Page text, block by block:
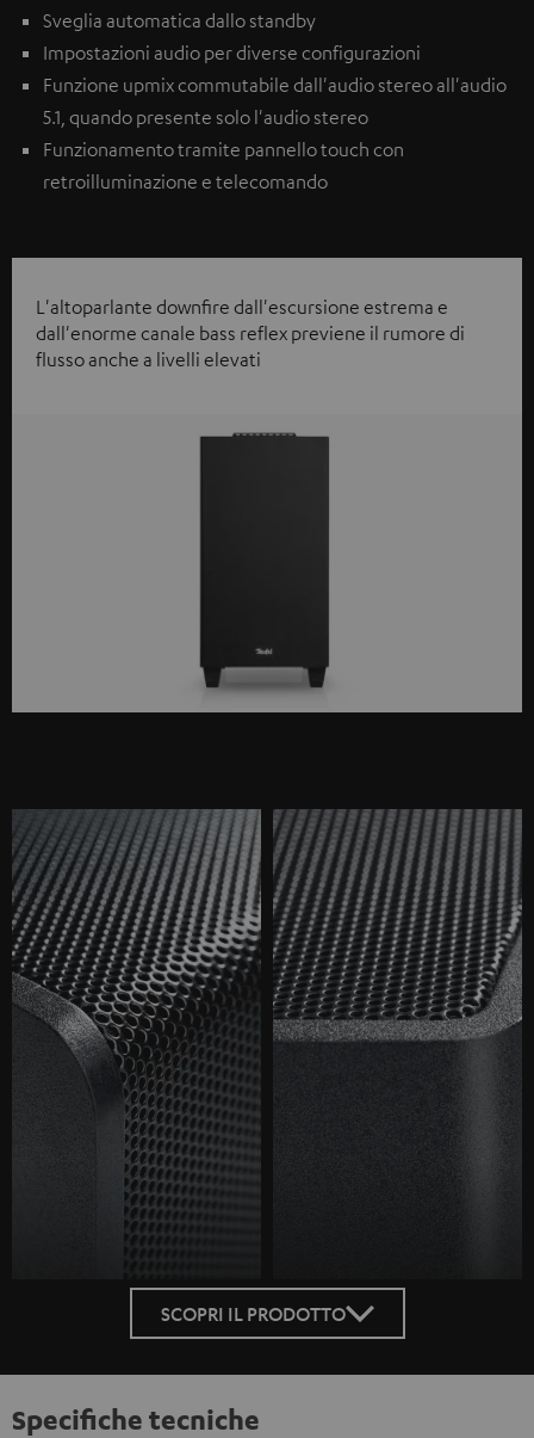
Sveglia automatica dallo standby
Impostazioni audio per diverse configurazioni
Funzione upmix commutabile dall'audio stereo all'audio
5.1, quando presente solo l'audio stereo
Funzionamento tramite pannello touch con
retroilluminazione e telecomando
L'altoparlante downfire dall'escursione estrema e
dall'enorme canale bass reflex previene il rumore di
flusso anche a livelli elevati
SCOPRI IL PRODOTTO
Specifiche tecniche